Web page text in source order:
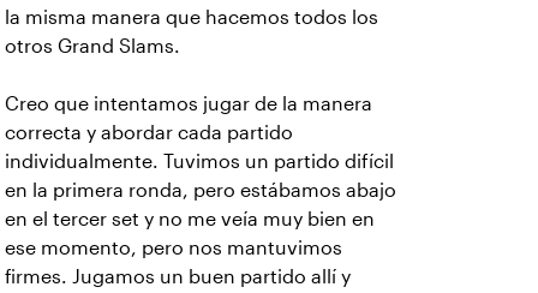
la misma manera que hacemos todos los
otros Grand Slams.
Creo que intentamos jugar de la manera
correcta y abordar cada partido
individualmente. Tuvimos un partido difícil
en la primera ronda, pero estábamos abajo
en el tercer set y no me veía muy bien en
ese momento, pero nos mantuvimos
firmes. Jugamos un buen partido allí y